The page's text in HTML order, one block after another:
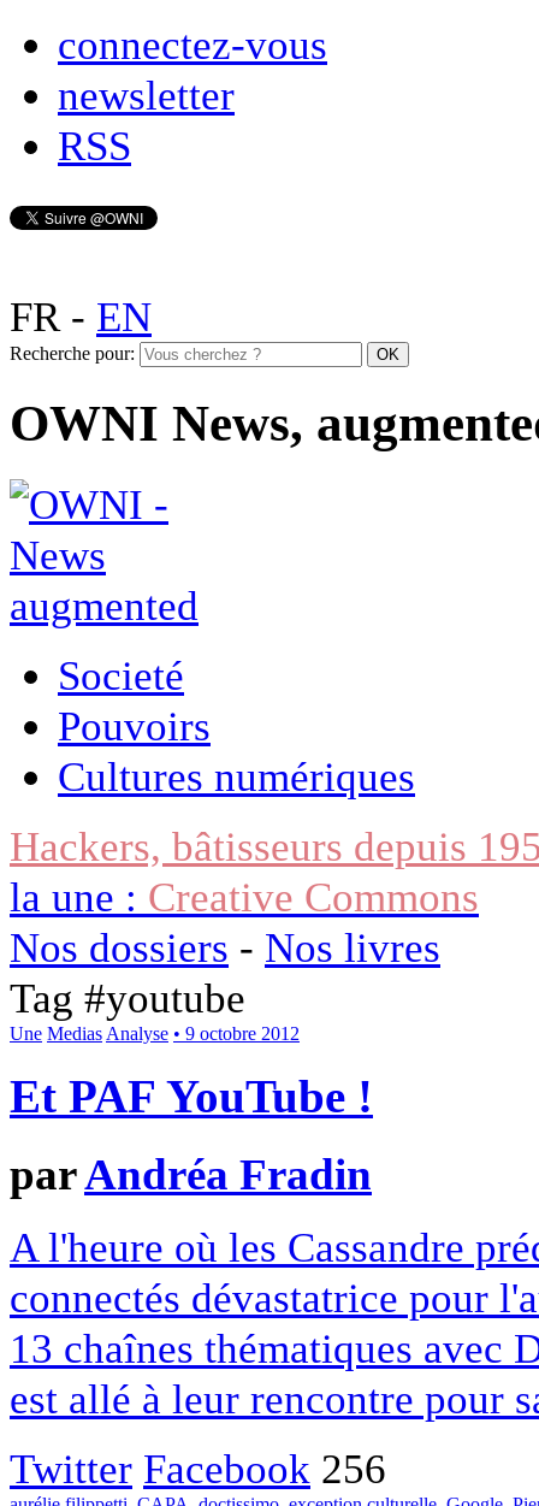
connectez-vous
newsletter
RSS
FR- EN
Recherche pour:
OWNI News,
Societé
Pouvoirs
Cultures numériques
Hackers, bâtisseurs depuis
la une : Creative Commons
Nos dossiers - Nos livres
Tag #youtube
Une Medias Analyse • 9 octobre 2012
Et PAF YouTube !
parAndréa Fradin
A l'heure où les Cassandre
connectés dévastatrice pour
13 chaînes thématiques avec
est allé à leur rencontre pour
Twitter Facebook 256